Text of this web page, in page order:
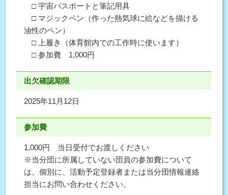
□ 宇宙パスポートと筆記用具
□ マジックペン（作った熱気球に絵などを描ける
油性のペン）
□ 上履き（体育館内での工作時に使います）
□ 参加費 1,000円
出欠確認期限
2025年11月12日
参加費
1,000円 当日受付でお渡しください
※当分団に所属していない団員の参加費について
は、個別に、活動予定登録者または当分団情報連絡
担当にお問い合わせください。